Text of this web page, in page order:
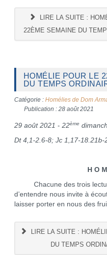
LIRE LA SUITE :
22ÈME SEMAINE DU
HOMÉLIE POUR LE
DU TEMPS
Catégorie : Homélies de Dom
Publication : 28 août 2021
29 août 2021 - 22ème
Dt 4,1-2.6-8; Jc 1,17-
H O
Chacune des trois
d’entendre nous invite à
laisser porter en nous des
LIRE LA SUITE :
DU TEMPS